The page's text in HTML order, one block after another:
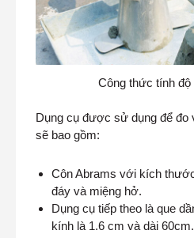
Công thức tính độ
Dụng cụ được sử dụng để đo
sẽ bao gồm:
Côn Abrams với kích
đáy và miệng hở.
Dụng cụ tiếp theo là que
kính là 1.6 cm và dài 60cm.